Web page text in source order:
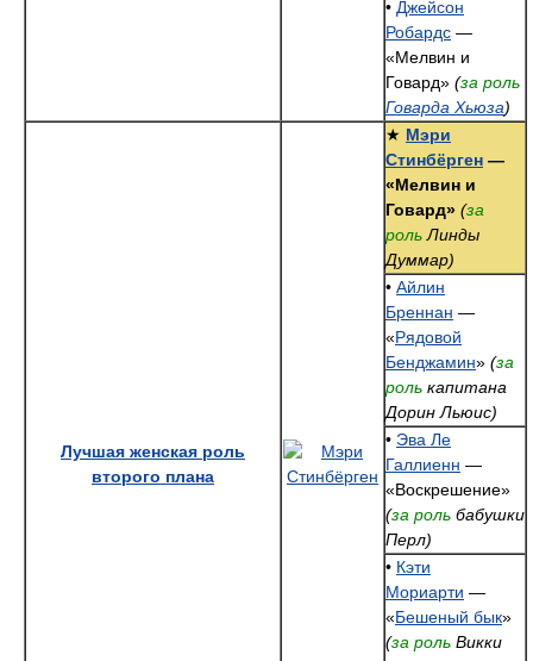
• Джейсон
Робардс —
«Мелвин и
Говард» (за роль
Говарда Хьюза)
Лучшая женская роль
второго плана
★ Мэри
Стинбёрген —
«Мелвин и
Говард» (за
рольЛинды
Думмар)
• Айлин
Бреннан —
«Рядовой
Бенджамин» (за
роль капитана
Дорин Льюис)
• Эва Ле
Галлиенн —
«Воскрешение»
(за роль бабушки
Перл)
• Кэти
Мориарти —
«Бешеный бык»
(за роль Викки